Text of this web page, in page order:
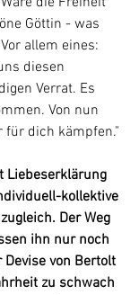
Göttin - was
allem eines:
diesen
Verrat. Es
Von nun
für dich kämpfen."
Liebeserklärung
kollektive
Der Weg
ihn nur noch
Devise von Bertolt
zu schwach